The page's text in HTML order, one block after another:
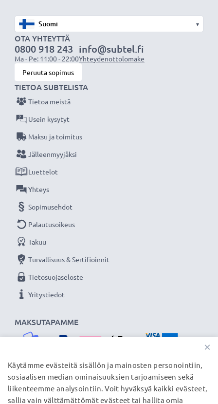
▾
OTA YHTEYTTÄ
0800 918 243
Ma - Pe: 11:00 - 22:00
info@subtel.fi
Yhteydenottolomake
Peruuta sopimus
MAKSUTAPAMME
TIETOA SUBTELISTA
Tietoa meistä
Usein kysytyt
Maksu ja toimitus
Jälleenmyyjäksi
Luettelot
Yhteys
Sopimusehdot
Palautusoikeus
Takuu
Turvallisuus & Sertifioinnit
Tietosuojaseloste
Yritystiedot
TOIMITUSKUMPPANIMME
×
Käytämme evästeitä sisällön ja mainosten personointiin,
sosiaalisen median ominaisuuksien tarjoamiseen sekä
liikenteemme analysointiin. Voit hyväksyä kaikki evästeet,
sallia vain välttämättömät evästeet tai hallita omia